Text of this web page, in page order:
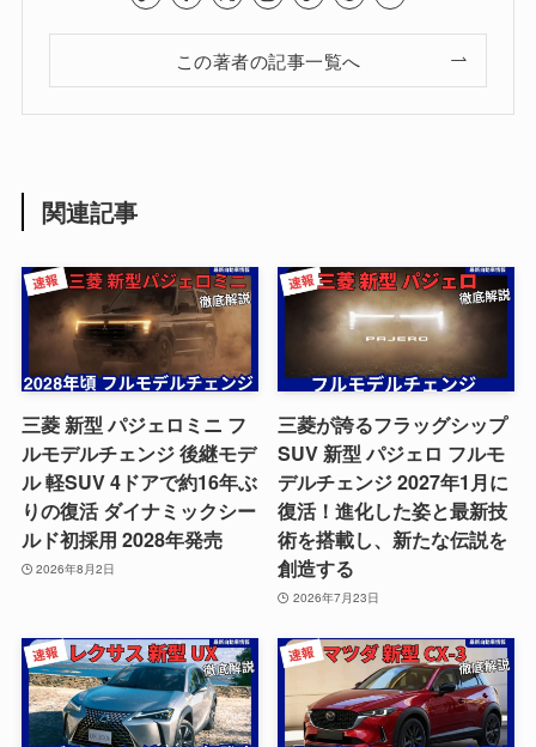
この著者の記事一覧へ
関連記事
三菱 新型 パジェロミニ フ
ルモデルチェンジ 後継モデ
ル 軽SUV 4ドアで約16年ぶ
りの復活 ダイナミックシー
ルド初採用 2028年発売
2026年8月2日
三菱が誇るフラッグシップ
SUV 新型 パジェロ フルモ
デルチェンジ 2027年1月に
復活！進化した姿と最新技
術を搭載し、新たな伝説を
創造する
2026年7月23日